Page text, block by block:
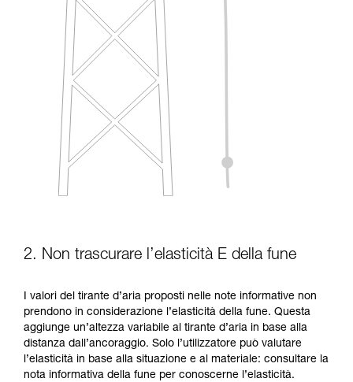
2. Non trascurare l’elasticità E della fune
I valori del tirante d’aria proposti nelle note informative non
prendono in considerazione l’elasticità della fune. Questa
aggiunge un’altezza variabile al tirante d’aria in base alla
distanza dall’ancoraggio. Solo l’utilizzatore può valutare
l’elasticità in base alla situazione e al materiale: consultare la
nota informativa della fune per conoscerne l’elasticità.